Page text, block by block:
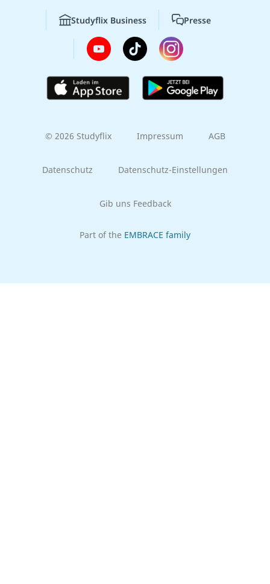
Studyflix Business Presse
© 2026 Studyflix Impressum AGB
Datenschutz Datenschutz-Einstellungen
Gib uns Feedback
Part of the EMBRACE family